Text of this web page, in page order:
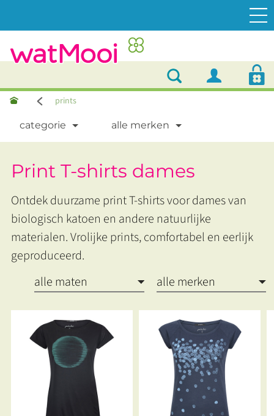
prints
categorie alle merken
Print T-shirts dames
Ontdek duurzame print T-shirts voor dames van
biologisch katoen en andere natuurlijke
materialen. Vrolijke prints, comfortabel en eerlijk
geproduceerd.